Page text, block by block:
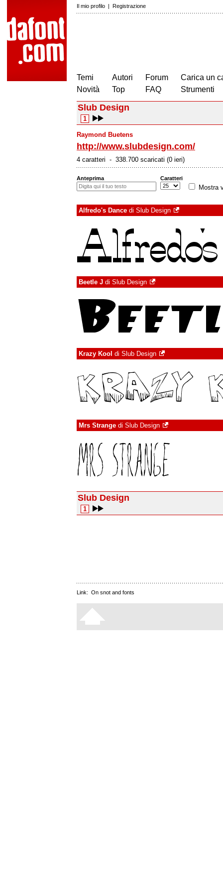
Il mio profilo | Registrazione
Temi
Novità
Autori
Top
Forum
FAQ
Carica un
Strumenti
Slub Design
1
Raymond Buetens
http://www.slubdesign.com/
4 caratteri - 338.700 scaricati (0 ieri)
Anteprima Caratteri
Mostra
Alfredo's Dance di Slub Design
Beetle J di Slub Design
Krazy Kool di Slub Design
Mrs Strange di Slub Design
Slub Design
1
Link: On snot and fonts